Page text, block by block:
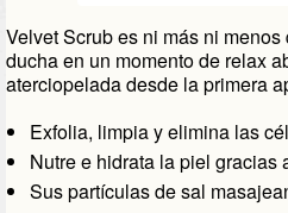
Velvet Scrub es ni más ni
ducha en un momento de relax
aterciopelada desde la primera
Exfolia, limpia y elimina las
Nutre e hidrata la piel gracias
Sus partículas de sal